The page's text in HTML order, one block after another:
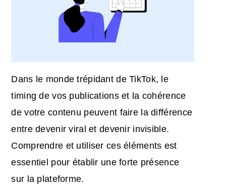
Dans le monde trépidant de TikTok, le
timing de vos publications et la cohérence
de votre contenu peuvent faire la différence
entre devenir viral et devenir invisible.
Comprendre et utiliser ces éléments est
essentiel pour établir une forte présence
sur la plateforme.